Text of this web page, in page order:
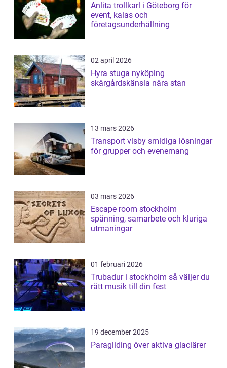
Anlita trollkarl i Göteborg för
event, kalas och
företagsunderhållning
02 april 2026
Hyra stuga nyköping
skärgårdskänsla nära stan
13 mars 2026
Transport visby smidiga lösningar
för grupper och evenemang
03 mars 2026
Escape room stockholm
spänning, samarbete och kluriga
utmaningar
01 februari 2026
Trubadur i stockholm så väljer du
rätt musik till din fest
19 december 2025
Paragliding över aktiva glaciärer